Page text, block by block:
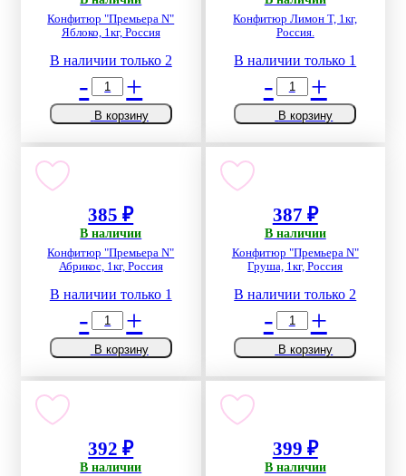
Конфитюр "Премьера N"
Яблоко, 1кг, Россия
В наличии только 2
- +
В корзину
Конфитюр Лимон Т, 1кг,
Россия.
В наличии только 1
- +
В корзину
385 ₽
В наличии
Конфитюр "Премьера N"
Абрикос, 1кг, Россия
В наличии только 1
- +
В корзину
387 ₽
В наличии
Конфитюр "Премьера N"
Груша, 1кг, Россия
В наличии только 2
- +
В корзину
392 ₽
В наличии
399 ₽
В наличии